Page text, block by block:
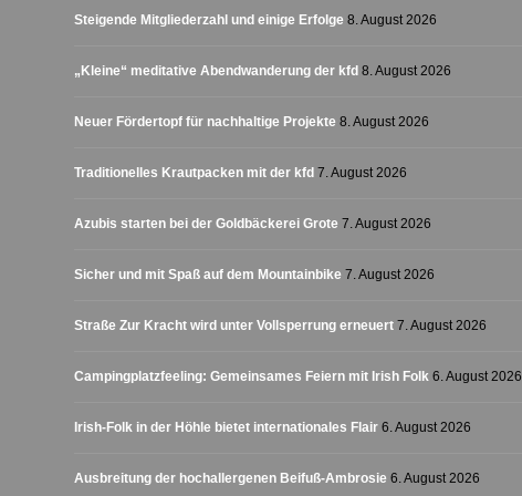
Steigende Mitgliederzahl und einige Erfolge 8. August 2026
„Kleine“ meditative Abendwanderung der kfd 8. August 2026
Neuer Fördertopf für nachhaltige Projekte 8. August 2026
Traditionelles Krautpacken mit der kfd 7. August 2026
Azubis starten bei der Goldbäckerei Grote 7. August 2026
Sicher und mit Spaß auf dem Mountainbike 7. August 2026
Straße Zur Kracht wird unter Vollsperrung erneuert 7. August 2026
Campingplatzfeeling: Gemeinsames Feiern mit Irish Folk 6. August 2026
Irish-Folk in der Höhle bietet internationales Flair 6. August 2026
Ausbreitung der hochallergenen Beifuß-Ambrosie 6. August 2026